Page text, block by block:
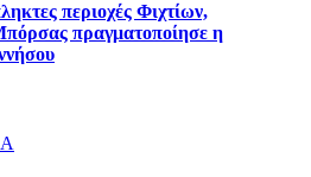
περιοχές Φιχτίων,
πραγματοποίησε η